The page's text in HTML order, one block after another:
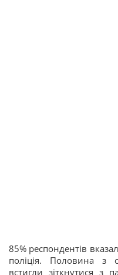
85% респондентів
поліція. Половина з
встигли зіткнутися з